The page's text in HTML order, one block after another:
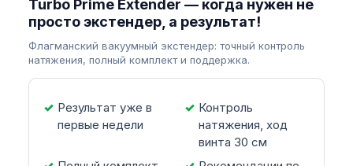
Turbo Prime Extender — когда нужен не
просто экстендер, а результат!
Флагманский вакуумный экстендер: точный контроль
натяжения, полный комплект и поддержка.
Результат уже в
первые недели
Контроль
натяжения, ход
винта 30 см